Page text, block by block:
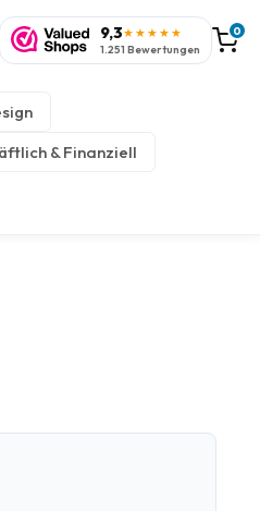
9,3★★★★★
1.251 Bewertungen
0
& Finanziell